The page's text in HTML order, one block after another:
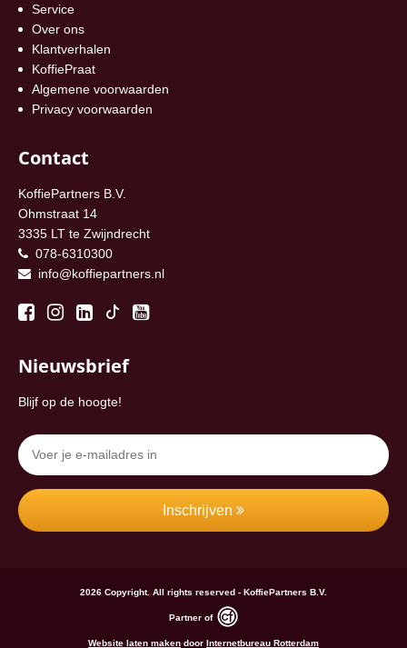
Service
Over ons
Klantverhalen
KoffiePraat
Algemene voorwaarden
Privacy voorwaarden
Contact
KoffiePartners B.V.
Ohmstraat 14
3335 LT te Zwijndrecht
078-6310300
info@koffiepartners.nl
Nieuwsbrief
Blijf op de hoogte!
Inschrijven
2026 Copyright. All rights reserved - KoffiePartners B.V.
Partner of
Website laten maken door Internetbureau Rotterdam